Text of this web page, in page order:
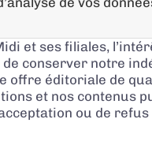
et ses filiales,
conserver notre
offre éditoriale de
et nos contenus
ou de